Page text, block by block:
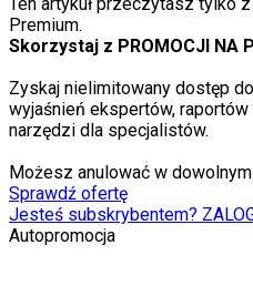
Premium.
Skorzystaj z PROMOCJI NA
Zyskaj nielimitowany dostęp
wyjaśnień ekspertów, raportów
narzędzi dla specjalistów.
Możesz anulować w
Sprawdź ofertę
Jesteś subskrybentem?
Autopromocja